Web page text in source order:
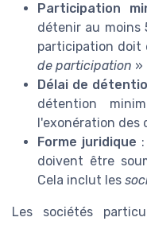
Participation
détenir au moins
participation doit
de participation »
Délai de
détention
l'exonération
Forme juridique
doivent être
Cela inclut les
Les sociétés